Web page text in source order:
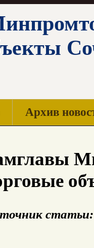
Архив
статьи: